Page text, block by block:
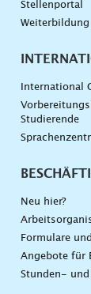
Stellenportal
International
Studierende
Neu hier?
Formulare
Angebote für
Stunden-